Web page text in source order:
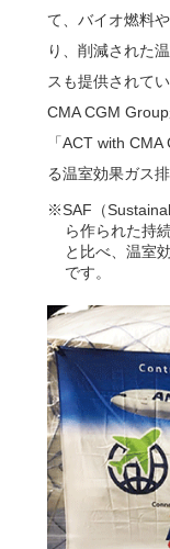
て、バイオ燃料
り、削減された
スも提供されて
CMA CGM
「ACT with
る温室効果ガス
※SAF（
ら作られた持
と比べ、温室
です。